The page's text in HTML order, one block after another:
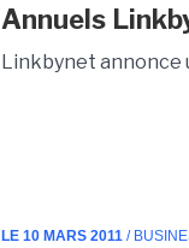
Annuels
Linkbynet annonce
LE 10 MARS 2011 /